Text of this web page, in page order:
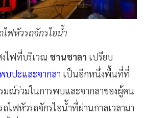
ไฟหัวรถจักรไอน้ำ
ไฟที่บริเวณ ชานชาลา เปรียบ
บปะและจากลา เป็นอีกหนึ่งพื้นที่ที่
มณ์ร่วมในการพบและจากลาของผู้คน
ถไฟหัวรถจักรไอน้ำที่ผ่านกาลเวลามา